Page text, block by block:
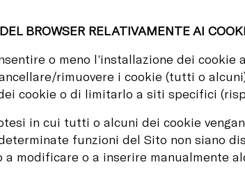
BROWSER RELATIVAMENTE AI
o meno l’installazione dei
rimuovere i cookie (tutti o
cookie o di limitarlo a siti specifici
in cui tutti o alcuni dei cookie
funzioni del Sito non siano
a modificare o a inserire manualmente